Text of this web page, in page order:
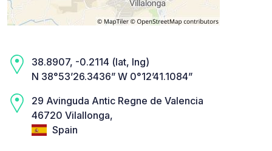
38.8907, -0.2114 (lat, lng)
N 38°53’26.3436” W 0°12’41.1084”
29 Avinguda Antic Regne de Valencia
46720 Vilallonga,
Spain